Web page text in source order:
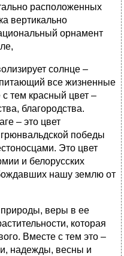
расположенных
вертикально
орнамент
солнце –
питающий все жизненные
тем красный цвет –
благородства.
– это цвет
победы
Это цвет
и белорусских
нашу землю от
веры в ее
которая
Вместе с тем это –
надежды, весны и